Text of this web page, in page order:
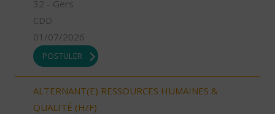
32 - Gers
CDD
01/07/2026
POSTULER
ALTERNANT(E) RESSOURCES HUMAINES &
QUALITÉ (H/F)